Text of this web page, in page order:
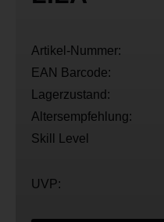
Artikel-Nummer:
EAN Barcode:
Lagerzustand:
Altersempfehlung:
Skill Level
UVP: